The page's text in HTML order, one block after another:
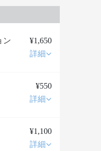
ン
¥1,650
詳細
¥550
詳細
¥1,100
詳細